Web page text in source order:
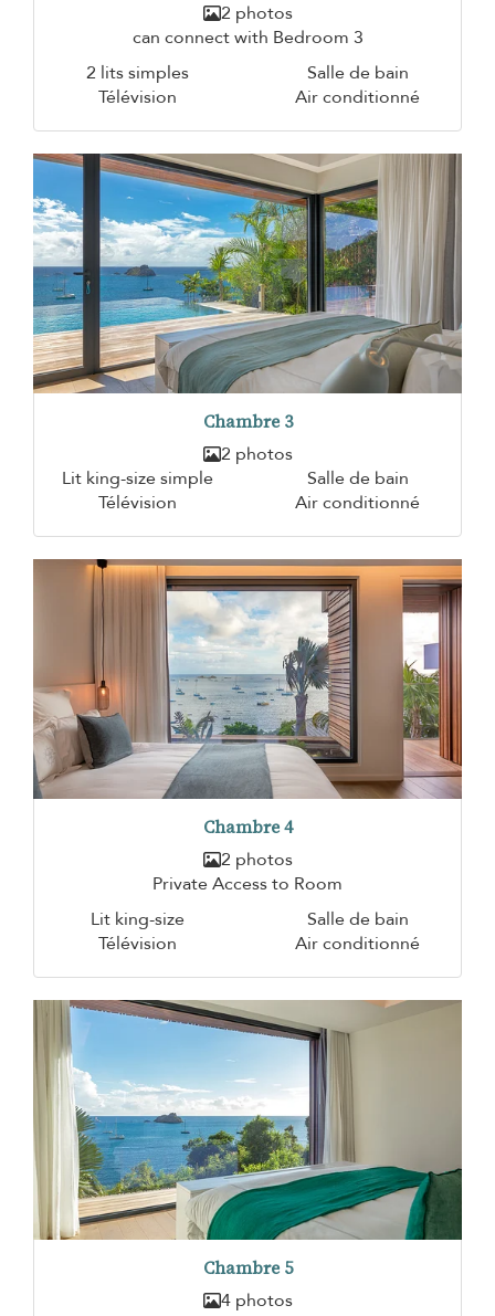
2 photos
can connect with Bedroom 3
2 lits simples
Salle de bain
Télévision
Air conditionné
Chambre 3
2 photos
Lit king-size simple
Salle de bain
Télévision
Air conditionné
Chambre 4
2 photos
Private Access to Room
Lit king-size
Salle de bain
Télévision
Air conditionné
Chambre 5
4 photos